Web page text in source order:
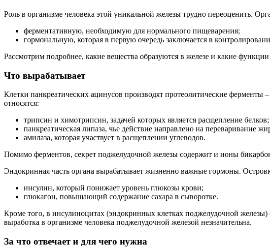
Роль в организме человека этой уникальной железы трудно переоценить.
ферментативную, необходимую для нормального пищеварения;
гормональную, которая в первую очередь заключается в
Рассмотрим подробнее, какие вещества образуются в железе и какие
Что вырабатывает
Клетки панкреатических ацинусов производят протеолитические
относятся:
трипсин и химотрипсин, задачей которых является расщепление белков;
панкреатическая липаза, чье действие направлено на переваривание
амилаза, которая участвует в расщеплении углеводов.
Помимо ферментов, секрет поджелудочной железы содержит и ионы
Эндокринная часть органа вырабатывает жизненно важные гормоны.
инсулин, который понижает уровень глюкозы крови;
глюкагон, повышающий содержание сахара в сыворотке.
Кроме того, в инсулиноцитах (эндокринных клетках поджелудочной
выработка в организме человека поджелудочной железой незначительна.
За что отвечает и для чего нужна